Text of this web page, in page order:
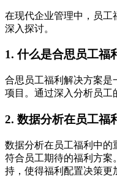
在现代企业管理中，员工
深入探讨。
1. 什么是合思员工福
合思员工福利解决方案是
项目。通过深入分析员工
2. 数据分析在员工福
数据分析在员工福利中的
符合员工期待的福利方案
持，使得福利配置决策更